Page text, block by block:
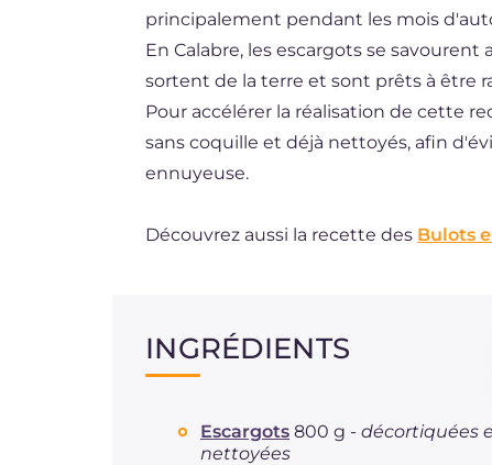
DE
NL
principalement pendant les mois
En Calabre, les escargots se
sortent de la terre et sont prêts à être
Pour accélérer la réalisation de cette
sans coquille et déjà nettoyés, afin
ennuyeuse.
Découvrez aussi la recette des Bulots
INGRÉDIENTS
Escargots 800 g - décortiquées
nettoyées